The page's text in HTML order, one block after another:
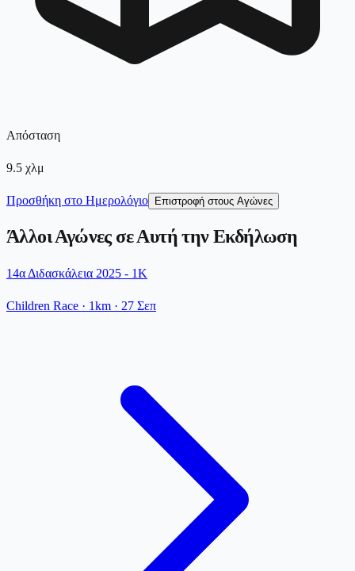
Απόσταση
9.5 χλμ
Προσθήκη στο Ημερολόγιο Επιστροφή στους Αγώνες
Άλλοι Αγώνες σε Αυτή την Εκδήλωση
14α Διδασκάλεια 2025 - 1K
Children Race · 1km · 27 Σεπ